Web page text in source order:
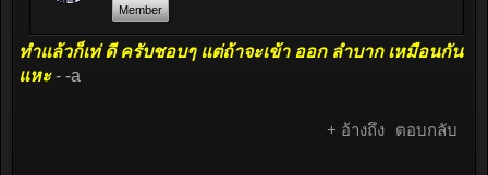
Member
ทำแล้วก็เท่ ดี ครับชอบๆ แต่ถ้าจะเข้า ออก ลำบาก เหมือนกัน
แหะ- -a
+ อ้างถึง ตอบกลับ